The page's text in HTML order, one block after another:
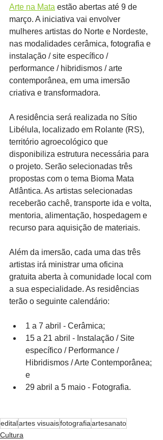
Arte na Mata estão abertas até 9 de
março. A iniciativa vai envolver
mulheres artistas do Norte e Nordeste,
nas modalidades cerâmica, fotografia e
instalação / site específico /
performance / hibridismos / arte
contemporânea, em uma imersão
criativa e transformadora.
A residência será realizada no Sítio
Libélula, localizado em Rolante (RS),
território agroecológico que
disponibiliza estrutura necessária para
o projeto. Serão selecionadas três
propostas com o tema Bioma Mata
Atlântica. As artistas selecionadas
receberão cachê, transporte ida e volta,
mentoria, alimentação, hospedagem e
recurso para aquisição de materiais.
Além da imersão, cada uma das três
artistas irá ministrar uma oficina
gratuita aberta à comunidade local com
a sua especialidade. As residências
terão o seguinte calendário:
1 a 7 abril - Cerâmica;
15 a 21 abril - Instalação / Site
específico / Performance /
Hibridismos / Arte Contemporânea;
e
29 abril a 5 maio - Fotografia.
editalartes visuaisfotografiaartesanato
Cultura